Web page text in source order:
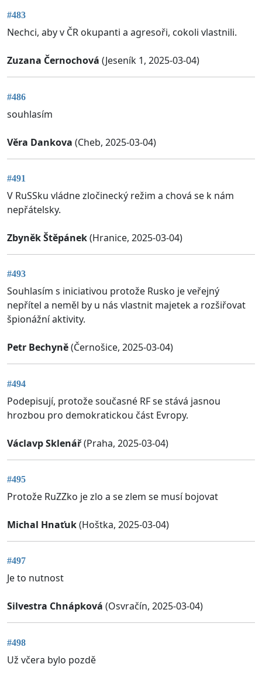
#483
Nechci, aby v ČR okupanti a agresoři, cokoli vlastnili.
Zuzana Černochová (Jeseník 1, 2025-03-04)
#486
souhlasím
Věra Dankova (Cheb, 2025-03-04)
#491
V RuSSku vládne zločinecký režim a chová se k nám
nepřátelsky.
Zbyněk Štěpánek(Hranice, 2025-03-04)
#493
Souhlasím s iniciativou protože Rusko je veřejný
nepřítel a neměl by u nás vlastnit majetek a rozšiřovat
špionážní aktivity.
Petr Bechyně(Černošice, 2025-03-04)
#494
Podepisují, protože současné RF se stává jasnou
hrozbou pro demokratickou část Evropy.
Václavp Sklenář(Praha, 2025-03-04)
#495
Protože RuZZko je zlo a se zlem se musí bojovat
Michal Hnaťuk(Hoštka, 2025-03-04)
#497
Je to nutnost
Silvestra Chnápková (Osvračín, 2025-03-04)
#498
Už včera bylo pozdě